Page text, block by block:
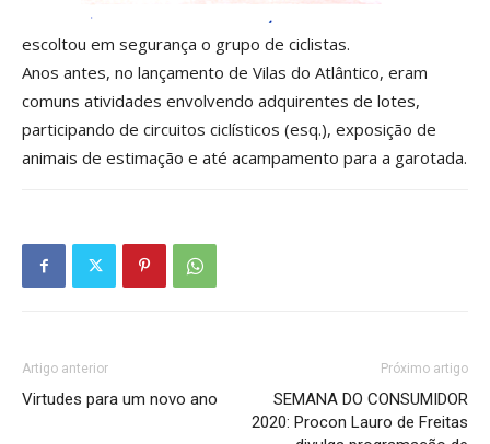
escoltou em segurança o grupo de ciclistas.
Anos antes, no lançamento de Vilas do Atlântico, eram
comuns atividades envolvendo adquirentes de lotes,
participando de circuitos ciclísticos (esq.), exposição de
animais de estimação e até acampamento para a garotada.
Artigo anterior
Virtudes para um novo ano
Próximo artigo
SEMANA DO CONSUMIDOR
2020: Procon Lauro de Freitas